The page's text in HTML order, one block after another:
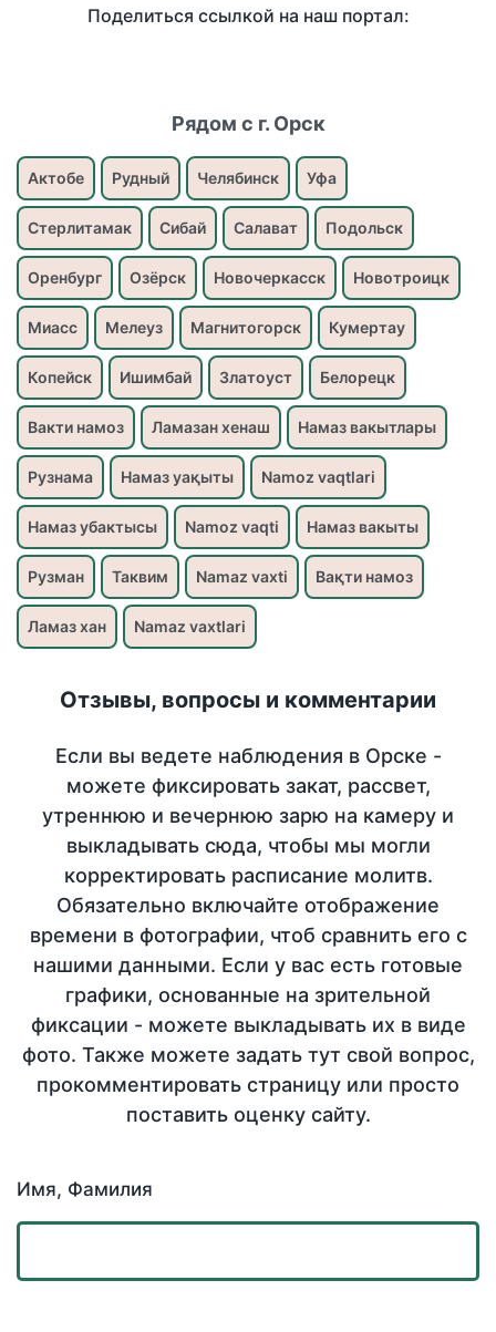
Поделиться ссылкой на наш портал:
Рядом с г. Орск
Актобе Рудный Челябинск Уфа
Стерлитамак Сибай Салават Подольск
Оренбург Озёрск Новочеркасск Новотроицк
Миасс Мелеуз Магнитогорск Кумертау
Копейск Ишимбай Златоуст Белорецк
Вакти намоз Ламазан хенаш Намаз вакытлары
Рузнама Намаз уақыты Namoz vaqtlari
Намаз убактысы Namoz vaqti Намаз вакыты
Рузман Таквим Namaz vaxti Вақти намоз
Ламаз хан Namaz vaxtlari
Отзывы, вопросы и комментарии
Если вы ведете наблюдения в Орске -
можете фиксировать закат, рассвет,
утреннюю и вечернюю зарю на камеру и
выкладывать сюда, чтобы мы могли
корректировать расписание молитв.
Обязательно включайте отображение
времени в фотографии, чтоб сравнить его с
нашими данными. Если у вас есть готовые
графики, основанные на зрительной
фиксации - можете выкладывать их в виде
фото. Также можете задать тут свой вопрос,
прокомментировать страницу или просто
поставить оценку сайту.
Имя, Фамилия